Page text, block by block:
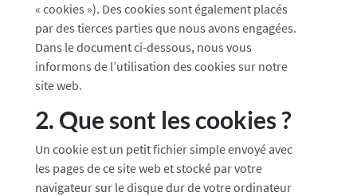
« cookies »). Des cookies sont également placés
par des tierces parties que nous avons engagées.
Dans le document ci-dessous, nous vous
informons de l’utilisation des cookies sur notre
site web.
2. Que sont les cookies ?
Un cookie est un petit fichier simple envoyé avec
les pages de ce site web et stocké par votre
navigateur sur le disque dur de votre ordinateur